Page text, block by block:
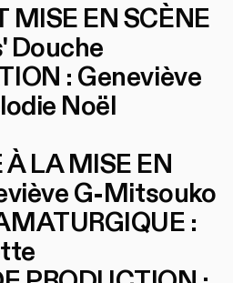
MISE EN SCÈNE
Douche
: Geneviève
Noël
LA MISE EN
G-Mitsouko
: